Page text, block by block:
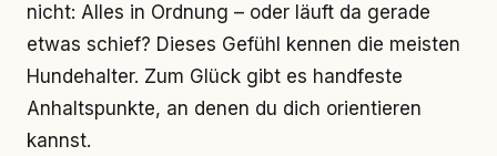
nicht: Alles in Ordnung – oder läuft da gerade
etwas schief? Dieses Gefühl kennen die meisten
Hundehalter. Zum Glück gibt es handfeste
Anhaltspunkte, an denen du dich orientieren
kannst.